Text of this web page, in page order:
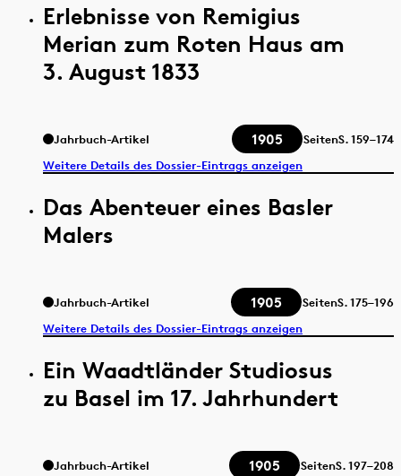
Erlebnisse von Remigius
Merian zum Roten Haus am
3. August 1833
Jahrbuch-Artikel 1905 SeitenS.159–174
Weitere Details des Dossier-Eintrags anzeigen
Das Abenteuer eines Basler
Malers
Jahrbuch-Artikel 1905 SeitenS.175–196
Weitere Details des Dossier-Eintrags anzeigen
Ein Waadtländer Studiosus
zu Basel im 17. Jahrhundert
Jahrbuch-Artikel 1905 SeitenS.197–208